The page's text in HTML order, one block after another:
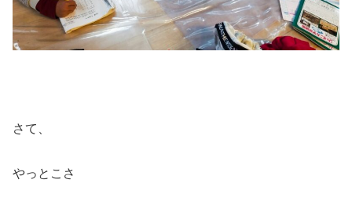
さて、
やっとこさ